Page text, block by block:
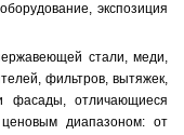
экспозиция
стали, меди,
фильтров, вытяжек,
фасады, отличающиеся
диапазоном: от